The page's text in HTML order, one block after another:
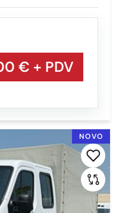
€ + PDV
NOVO